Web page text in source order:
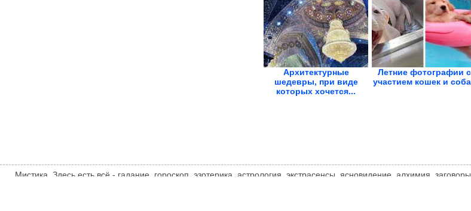
Архитектурные
шедевры, при виде
которых хочется...
Летние фотографии с
участием кошек и
Мистика. Здесь есть всё - гадание, гороскоп, эзотерика, астрология, экстрасенсы, ясновидение, алхимия, заговоры,